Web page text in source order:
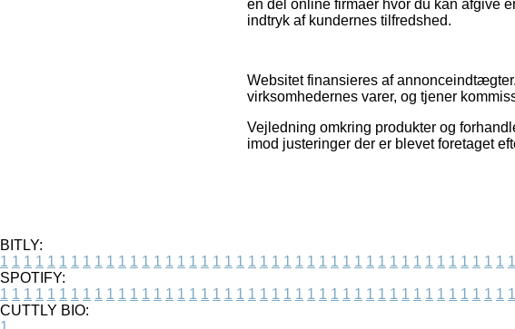
en del online firmaer hvor du kan afgive
indtryk af kundernes tilfredshed.
Websitet finansieres af
virksomhedernes varer, og tjener
Vejledning omkring produkter og
imod justeringer der er blevet foretaget
BITLY:
1 1 1 1 1 1 1 1 1 1 1 1 1 1 1 1 1 1 1 1 1 1 1 1 1 1 1 1 1 1 1 1 1 1 1 1 1 1 1 1 1 1 1 1
SPOTIFY:
1 1 1 1 1 1 1 1 1 1 1 1 1 1 1 1 1 1 1 1 1 1 1 1 1 1 1 1 1 1 1 1 1 1 1 1 1 1 1 1 1 1 1 1
CUTTLY BIO: